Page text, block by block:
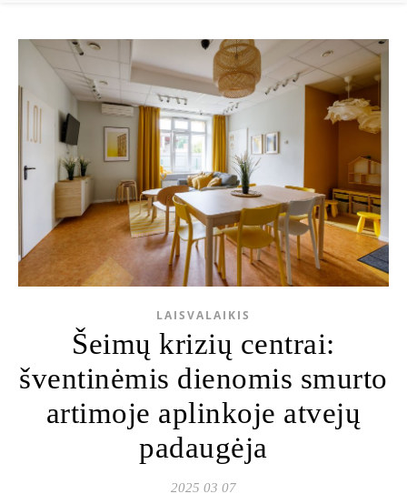
LAISVALAIKIS
Šeimų krizių centrai:
šventinėmis dienomis smurto
artimoje aplinkoje atvejų
padaugėja
2025 03 07